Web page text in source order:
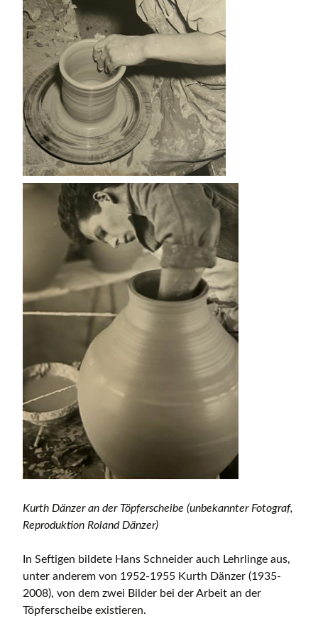
Kurth Dänzer an der Töpferscheibe (unbekannter Fotograf,
Reproduktion Roland Dänzer)
In Seftigen bildete Hans Schneider auch Lehrlinge aus,
unter anderem von 1952-1955 Kurth Dänzer (1935-
2008), von dem zwei Bilder bei der Arbeit an der
Töpferscheibe existieren.